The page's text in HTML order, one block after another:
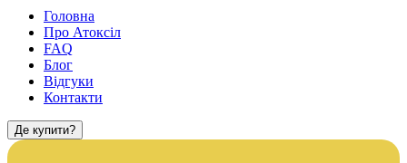
Головна
Про Атоксіл
FAQ
Блог
Відгуки
Контакти
Де купити?